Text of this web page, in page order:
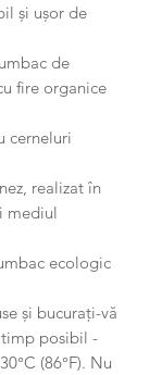
și ușor de
de
fire organice
cerneluri
realizat în
mediul
ecologic
și bucurați-vă
posibil -
(86°F). Nu